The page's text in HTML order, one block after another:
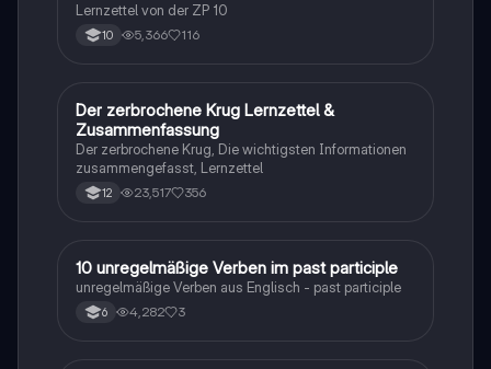
Lernzettel von der ZP 10
10 5,366 116
Deutsch
Der zerbrochene Krug Lernzettel &
Zusammenfassung
Der zerbrochene Krug, Die wichtigsten Informationen
zusammengefasst, Lernzettel
12 23,517 356
1 Englisch
10 unregelmäßige Verben im past participle
unregelmäßige Verben aus Englisch - past participle
6 4,282 3